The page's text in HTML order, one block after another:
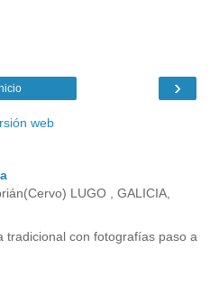
›
web
LUGO , GALICIA,
tradicional con fotografías paso a